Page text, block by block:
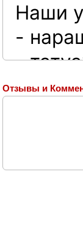
Наши
-
-
-
Отзывы и